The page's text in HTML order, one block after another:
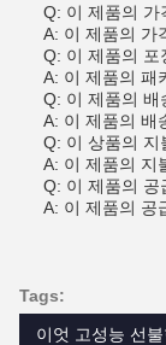
Q: 이 제품의 가
A: 이 제품의 가
Q: 이 제품의 포
A: 이 제품의 패
Q: 이 제품의 배
A: 이 제품의 배
Q: 이 상품의 지
A: 이 제품의 지
Q: 이 제품의 공
A: 이 제품의 공
Tags:
이엇 고성능 선